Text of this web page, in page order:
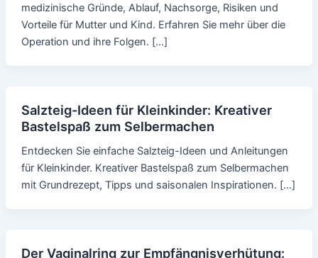
medizinische Gründe, Ablauf, Nachsorge, Risiken und
Vorteile für Mutter und Kind. Erfahren Sie mehr über die
Operation und ihre Folgen. […]
Salzteig-Ideen für Kleinkinder: Kreativer
Bastelspaß zum Selbermachen
Entdecken Sie einfache Salzteig-Ideen und Anleitungen
für Kleinkinder. Kreativer Bastelspaß zum Selbermachen
mit Grundrezept, Tipps und saisonalen Inspirationen. […]
Der Vaginalring zur Empfängnisverhütung: